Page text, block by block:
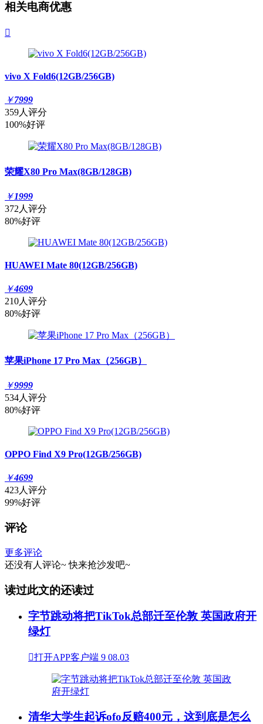
相关电商优惠

vivo X Fold6(12GB/256GB)
￥7999
359人评分
100%好评
荣耀X80 Pro Max(8GB/128GB)
￥1999
372人评分
80%好评
HUAWEI Mate 80(12GB/256GB)
￥4699
210人评分
80%好评
苹果iPhone 17 Pro Max（256GB）
￥9999
534人评分
80%好评
OPPO Find X9 Pro(12GB/256GB)
￥4699
423人评分
99%好评
评论
更多评论
还没有人评论~ 快来抢沙发吧~
读过此文的还读过
字节跳动将把TikTok总部迁至伦敦 英国政府开
绿灯
打开APP客户端 9 08.03
清华大学生起诉ofo反赔400元，这到底是怎么